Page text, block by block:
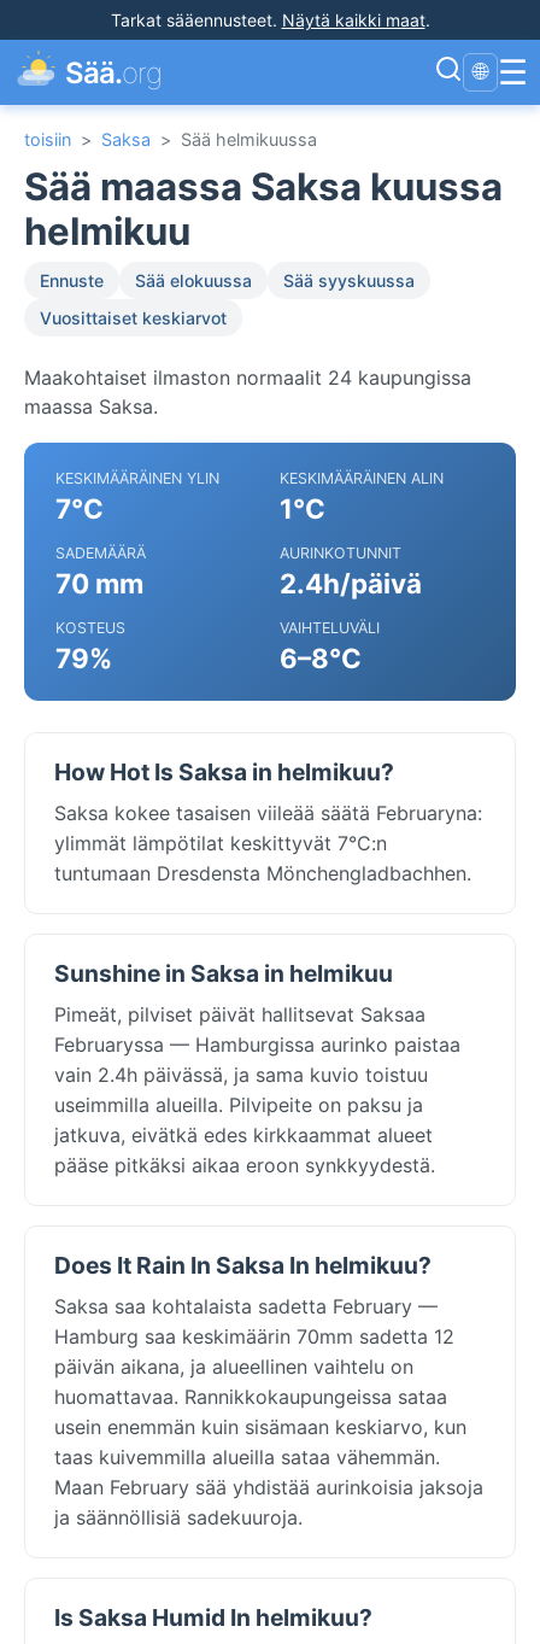
Tarkat sääennusteet. Näytä kaikki maat.
Sää.org 🌐 ☰
toisiin > Saksa > Sää helmikuussa
Sää maassa Saksa kuussa
helmikuu
Ennuste Sää elokuussa
Sää syyskuussa
Vuosittaiset keskiarvot
Maakohtaiset ilmaston normaalit 24 kaupungissa
maassa Saksa.
KESKIMÄÄRÄINEN YLIN
7°C
KESKIMÄÄRÄINEN ALIN
1°C
SADEMÄÄRÄ
70 mm
AURINKOTUNNIT
2.4h/päivä
KOSTEUS
79%
VAIHTELUVÄLI
6–8°C
How Hot Is Saksa in helmikuu?
Saksa kokee tasaisen viileää säätä Februaryna:
ylimmät lämpötilat keskittyvät 7°C:n
tuntumaan Dresdensta Mönchengladbachhen.
Sunshine in Saksa in helmikuu
Pimeät, pilviset päivät hallitsevat Saksaa
Februaryssa — Hamburgissa aurinko paistaa
vain 2.4h päivässä, ja sama kuvio toistuu
useimmilla alueilla. Pilvipeite on paksu ja
jatkuva, eivätkä edes kirkkaammat alueet
pääse pitkäksi aikaa eroon synkkyydestä.
Does It Rain In Saksa In helmikuu?
Saksa saa kohtalaista sadetta February —
Hamburg saa keskimäärin 70mm sadetta 12
päivän aikana, ja alueellinen vaihtelu on
huomattavaa. Rannikkokaupungeissa sataa
usein enemmän kuin sisämaan keskiarvo, kun
taas kuivemmilla alueilla sataa vähemmän.
Maan February sää yhdistää aurinkoisia jaksoja
ja säännöllisiä sadekuuroja.
Is Saksa Humid In helmikuu?